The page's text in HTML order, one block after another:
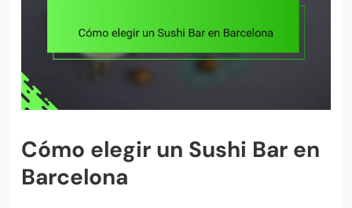
Cómo elegir un Sushi Bar en
Barcelona